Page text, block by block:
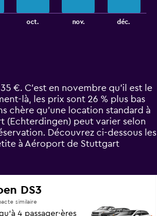
oct. nov. déc.
€. C’est en novembre qu'il est le
là, les prix sont 26 % plus bas
chère qu'une location standard à
(Echterdingen) peut varier selon
Découvrez ci-dessous les
à Aéroport de Stuttgart
DS3
similaire
4 passager·ères